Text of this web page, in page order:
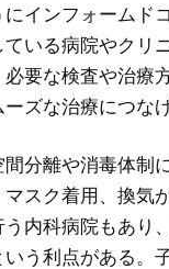
インフォームド
いる病院やクリ
要な検査や治療
ズな治療につな
分離や消毒体制
スク着用、換気
内科病院もあり
う利点がある。